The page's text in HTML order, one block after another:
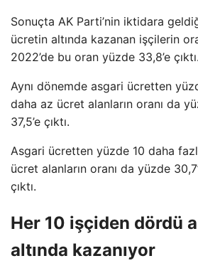
Sonuçta AK Parti’nin iktidara
ücretin altında kazanan işçilerin
2022’de bu oran yüzde 33,8’e çıktı.
Aynı dönemde asgari ücretten
daha az ücret alanların oranı da
37,5’e çıktı.
Asgari ücretten yüzde 10 daha
ücret alanların oranı da yüzde
çıktı.
Her 10 işçiden dördü
altında kazanıyor